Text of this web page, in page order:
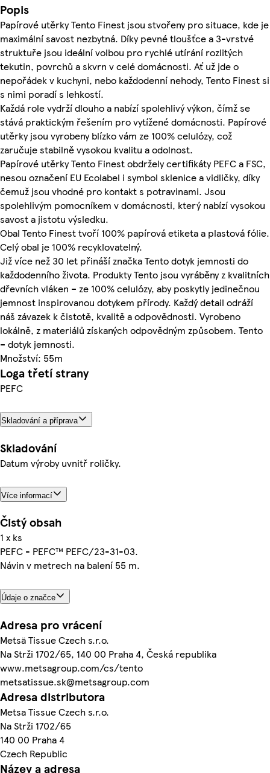
Popis
Papírové utěrky Tento Finest jsou stvořeny pro situace, kde je
maximální savost nezbytná. Díky pevné tloušťce a 3-vrstvé
struktuře jsou ideální volbou pro rychlé utírání rozlitých
tekutin, povrchů a skvrn v celé domácnosti. Ať už jde o
nepořádek v kuchyni, nebo každodenní nehody, Tento Finest si
s nimi poradí s lehkostí.
Každá role vydrží dlouho a nabízí spolehlivý výkon, čímž se
stává praktickým řešením pro vytížené domácnosti. Papírové
utěrky jsou vyrobeny blízko vám ze 100% celulózy, což
zaručuje stabilně vysokou kvalitu a odolnost.
Papírové utěrky Tento Finest obdržely certifikáty PEFC a FSC,
nesou označení EU Ecolabel i symbol sklenice a vidličky, díky
čemuž jsou vhodné pro kontakt s potravinami. Jsou
spolehlivým pomocníkem v domácnosti, který nabízí vysokou
savost a jistotu výsledku.
Obal Tento Finest tvoří 100% papírová etiketa a plastová fólie.
Celý obal je 100% recyklovatelný.
Již více než 30 let přináší značka Tento dotyk jemnosti do
každodenního života. Produkty Tento jsou vyráběny z kvalitních
dřevních vláken – ze 100% celulózy, aby poskytly jedinečnou
jemnost inspirovanou dotykem přírody. Každý detail odráží
náš závazek k čistotě, kvalitě a odpovědnosti. Vyrobeno
lokálně, z materiálů získaných odpovědným způsobem. Tento
– dotyk jemnosti.
Množství: 55m
Loga třetí strany
PEFC
Skladování a příprava
Skladování
Datum výroby uvnitř roličky.
Více informací
Čistý obsah
1 x ks
PEFC - PEFC™ PEFC/23-31-03.
Návin v metrech na balení 55 m.
Údaje o značce
Adresa pro vrácení
Metsä Tissue Czech s.r.o.
Na Strži 1702/65, 140 00 Praha 4, Česká republika
www.metsagroup.com/cs/tento
metsatissue.sk@metsagroup.com
Adresa distributora
Metsa Tissue Czech s.r.o.
Na Strži 1702/65
140 00 Praha 4
Czech Republic
Název a adresa